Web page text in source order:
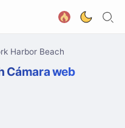
Harbor Beach
Cámara web